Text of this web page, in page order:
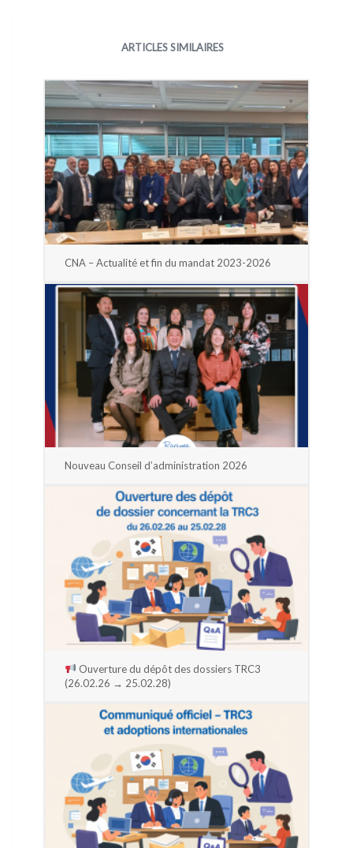
ARTICLES SIMILAIRES
CNA – Actualité et fin du mandat 2023-2026
Nouveau Conseil d’administration 2026
Ouverture du dépôt des dossiers TRC3
(26.02.26 → 25.02.28)